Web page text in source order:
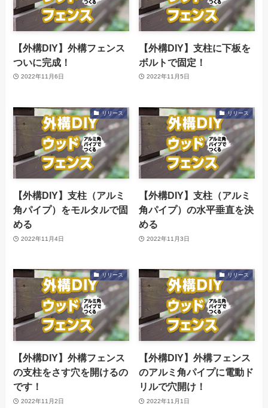
【外構DIY】外構フェンス
ついに完成！
2022年11月6日
【外構DIY】支柱に下板を
ボルトで固定！
2022年11月5日
リリース
【外構DIY】支柱（アルミ
角パイプ）をモルタルで固
める
2022年11月4日
リリース
【外構DIY】支柱（アルミ
角パイプ）の水平垂直を決
める
2022年11月3日
リリース
【外構DIY】外構フェンス
の支柱をさす穴を開けるの
です！
2022年11月2日
リリース
【外構DIY】外構フェンス
のアルミ角パイプに電動ド
リルで穴開け！
2022年11月1日